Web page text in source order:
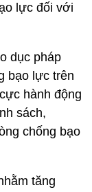
lực đối với
dục pháp
bạo lực trên
hành động
sách,
chống bạo
tăng